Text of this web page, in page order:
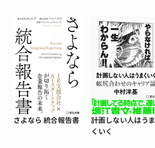
さよなら 統合報告書
計画しない人はうま
くいく